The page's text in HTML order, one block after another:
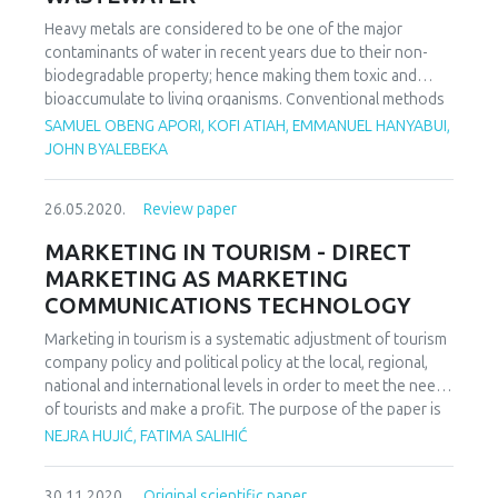
presents a review of traditional and new integrated models
for measuring the performance of enterprises in the
function of control.
Heavy metals are considered to be one of the major
contaminants of water in recent years due to their non-
biodegradable property; hence making them toxic and
bioaccumulate to living organisms. Conventional methods
such us chemical precipitation, physical treatment through
ion exchange are used for removing heavy metal ions from
recent years, researchers have found alternative low cost
biosorption process using biological materials. Moringa
oleifera seeds is one of the biological materials which has
effective adsorption capacity for removal of heavy metals
from water and wastewater. In this article, the seeds of
Moringa oleifera seeds as a low-cost biosorbent for
removal of heavy metals is presented. Moringa oleifera
seeds is inexpensive material that contains amino acids.
The amino acid is a major constituent of the functional
groups that aids in greater ability of heavy metals removal
through metal ion exchange or complexation, which is
SAMUEL OBENG APORI, KOFI ATIAH, EMMANUEL HANYABUI,
JOHN BYALEBEKA
26.05.2020. Review paper
MARKETING IN TOURISM - DIRECT
MARKETING AS MARKETING
COMMUNICATIONS TECHNOLOGY
Marketing in tourism is a systematic adjustment of tourism
company policy and political policy at the local, regional,
national and international levels in order to meet the needs
of tourists and make a profit. The purpose of the paper is
to explain how direct marketing, especially as part of a
NEJRA HUJIĆ, FATIMA SALIHIĆ